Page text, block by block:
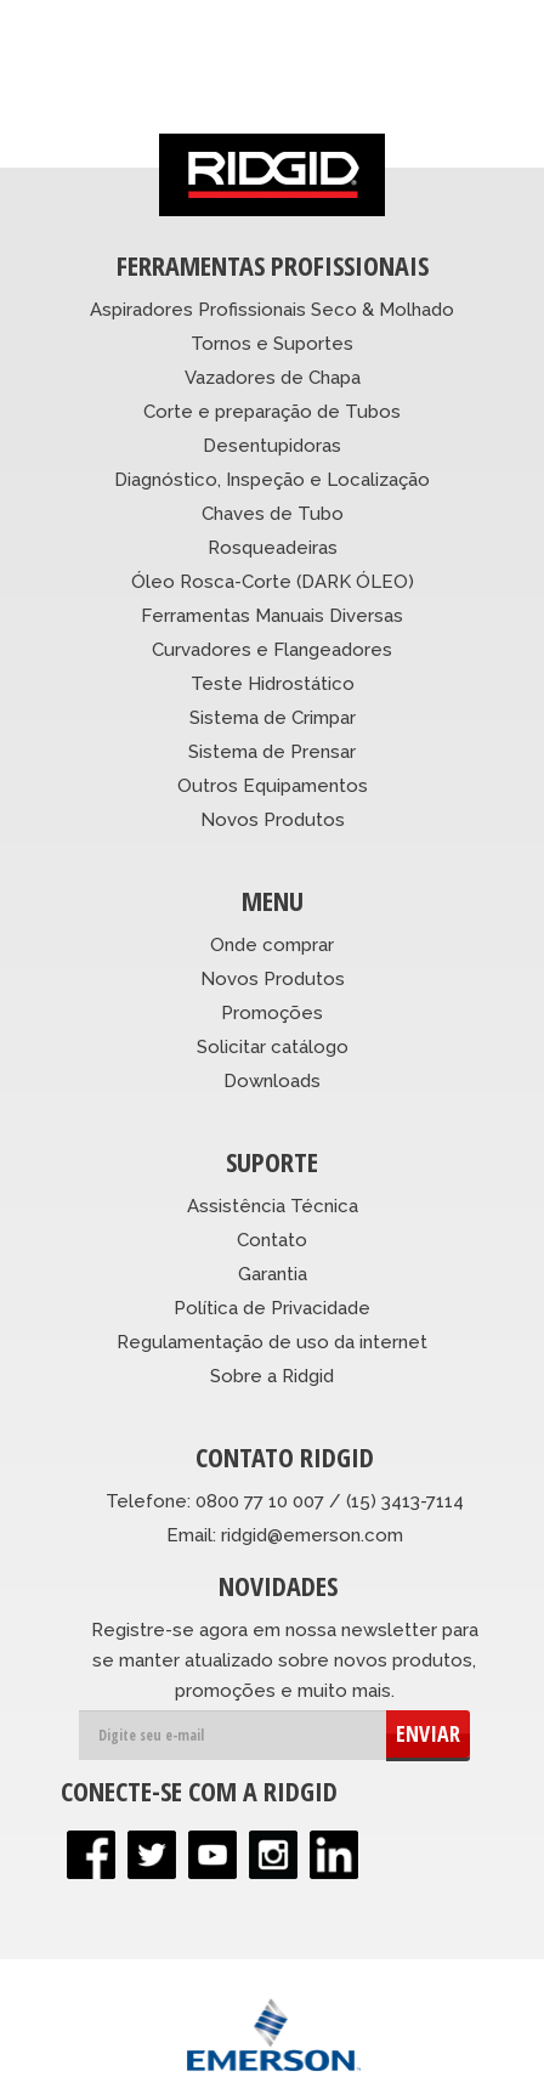
FERRAMENTAS PROFISSIONAIS
Aspiradores Profissionais Seco & Molhado
Tornos e Suportes
Vazadores de Chapa
Corte e preparação de Tubos
Desentupidoras
Diagnóstico, Inspeção e Localização
Chaves de Tubo
Rosqueadeiras
Óleo Rosca-Corte (DARK ÓLEO)
Ferramentas Manuais Diversas
Curvadores e Flangeadores
Teste Hidrostático
Sistema de Crimpar
Sistema de Prensar
Outros Equipamentos
Novos Produtos
MENU
Onde comprar
Novos Produtos
Promoções
Solicitar catálogo
Downloads
SUPORTE
Assistência Técnica
Contato
Garantia
Política de Privacidade
Regulamentação de uso da internet
Sobre a Ridgid
CONTATO RIDGID
Telefone: 0800 77 10 007 / (15) 3413-7114
Email: ridgid@emerson.com
NOVIDADES
Registre-se agora em nossa newsletter para
se manter atualizado sobre novos produtos,
promoções e muito mais.
ENVIAR
CONECTE-SE COM A RIDGID